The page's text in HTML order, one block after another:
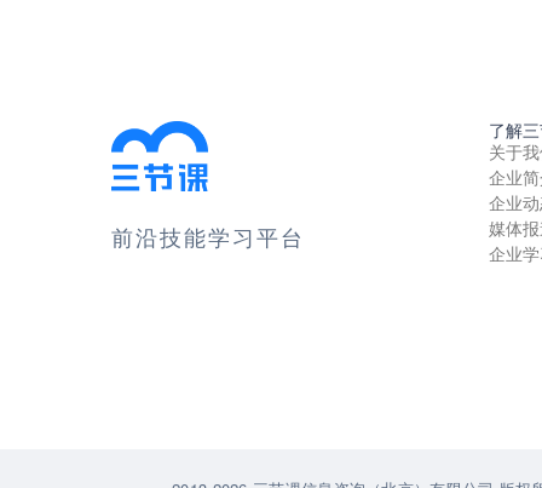
前沿技能学习平台
了解
关于
企业
企业
媒体
企业